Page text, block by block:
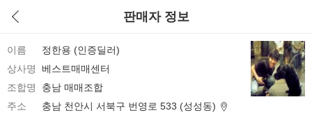
판매자 정보
이름
정한용 (인증딜러)
상사명
베스트매매센터
조합명
충남 매매조합
주소
충남 천안시 서북구 번영로 533 (성성동)